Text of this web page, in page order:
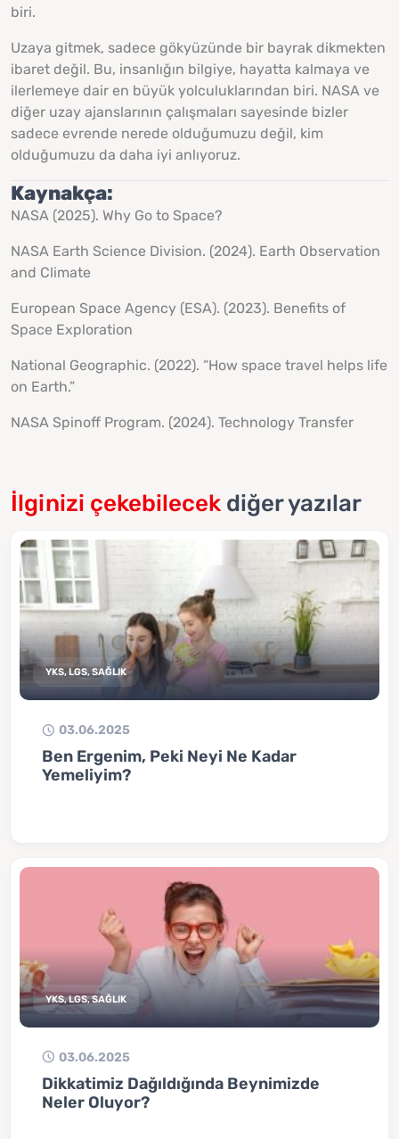
biri.
Uzaya gitmek, sadece gökyüzünde bir bayrak dikmekten
ibaret değil. Bu, insanlığın bilgiye, hayatta kalmaya ve
ilerlemeye dair en büyük yolculuklarından biri. NASA ve
diğer uzay ajanslarının çalışmaları sayesinde bizler
sadece evrende nerede olduğumuzu değil, kim
olduğumuzu da daha iyi anlıyoruz.
Kaynakça:
NASA (2025).Why Go to Space?
NASA Earth Science Division. (2024). Earth Observation
and Climate
European Space Agency (ESA). (2023). Benefits of
Space Exploration
National Geographic. (2022). “How space travel helps life
on Earth.”
NASA Spinoff Program. (2024).Technology Transfer
İlginizi çekebilecek diğer yazılar
YKS, LGS, SAĞLIK
03.06.2025
Ben Ergenim, Peki Neyi Ne Kadar
Yemeliyim?
YKS, LGS, SAĞLIK
03.06.2025
Dikkatimiz Dağıldığında Beynimizde
Neler Oluyor?